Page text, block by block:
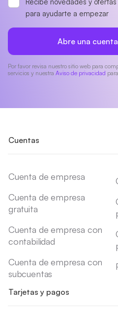
para ayudarte a empezar
Abre una
Por favor revisa nuestro sitio web para
servicios y nuestra Aviso de privacidad
Cuentas
Cuenta de empresa
Cuenta de empresa
gratuita
Cuenta de empresa con
contabilidad
Cuenta de empresa con
subcuentas
Tarjetas y pagos